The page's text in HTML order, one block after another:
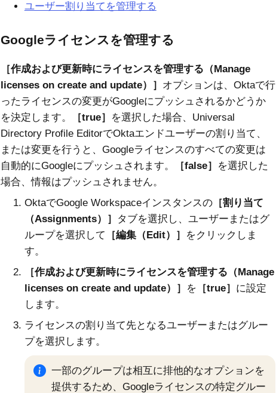
ユーザー割り当てを管理する
Googleライセンスを管理する
作成および更新時にライセンスを管理する（Manage
licenses on create and update）
オプションは、 Oktaで行
ったライセンスの変更がGoogleにプッシュされるかどうか
を決定します。
true
を選択した場合、Universal
Directory Profile EditorでOktaエンドユーザーの割り当て、
または変更を行うと、Googleライセンスのすべての変更は
自動的にGoogleにプッシュされます。
false
を選択した
場合、情報はプッシュされません。
OktaでGoogle Workspaceインスタンスの
割り当て
（Assignments）
タブを選択し、ユーザーまたはグ
ループを選択して
編集（Edit）
をクリックしま
す。
作成および更新時にライセンスを管理する（Manage
licenses on create and update）
を true
に設定
します。
ライセンスの割り当て先となるユーザーまたはグルー
プを選択します。
一部のグループは相互に排他的なオプションを
提供するため、Googleライセンスの特定グルー